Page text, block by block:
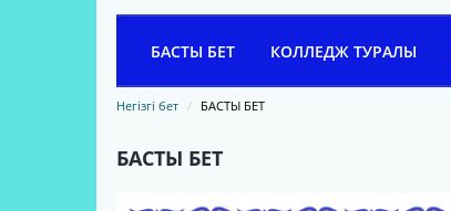
БАСТЫ БЕТ КОЛЛЕДЖ ТУРАЛЫ
Негізгі бет БАСТЫ БЕТ
БАСТЫ БЕТ